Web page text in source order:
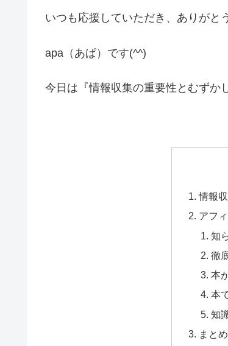
いつも応援していただき、ありがと
apa（あぱ）です(^^)
今日は『情報収集の重要性とむずか
情報
アフ
知
徹
本
本
知
まとめ